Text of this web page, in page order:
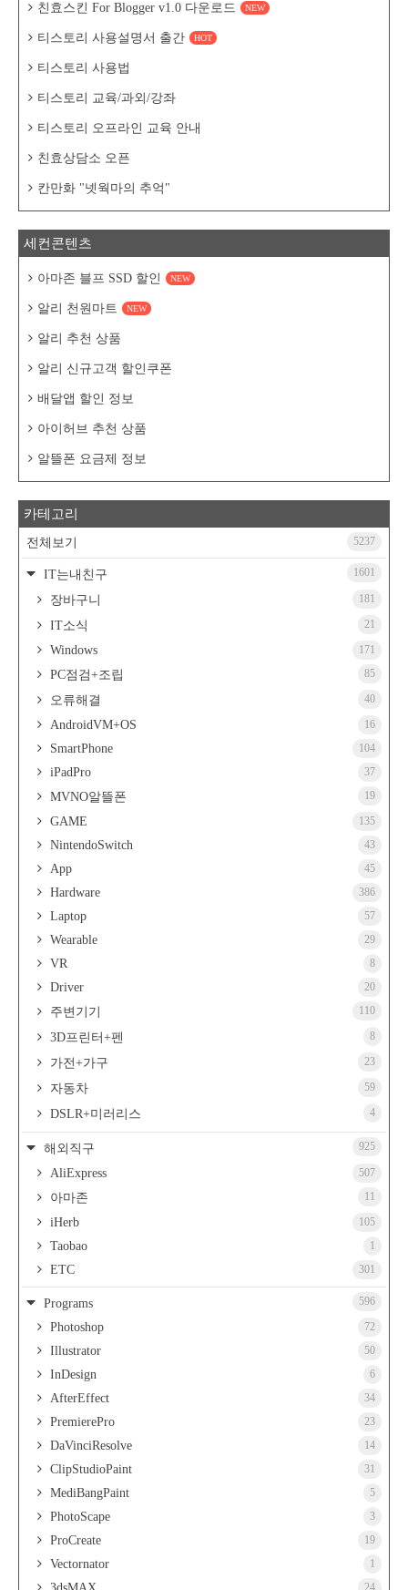
친효스킨 For Blogger v1.0 다운로드 NEW
티스토리 사용설명서 출간 HOT
티스토리 사용법
티스토리 교육/과외/강좌
티스토리 오프라인 교육 안내
친효상담소 오픈
칸만화 "넷웍마의 추억"
세컨콘텐츠
아마존 블프 SSD 할인 NEW
알리 천원마트 NEW
알리 추천 상품
알리 신규고객 할인쿠폰
배달앱 할인 정보
아이허브 추천 상품
알뜰폰 요금제 정보
카테고리
전체보기 5237
IT는내친구 1601
장바구니 181
IT소식 21
Windows 171
PC점검+조립 85
오류해결 40
AndroidVM+OS 16
SmartPhone 104
iPadPro 37
MVNO알뜰폰 19
GAME 135
NintendoSwitch 43
App 45
Hardware 386
Laptop 57
Wearable 29
VR 8
Driver 20
주변기기 110
3D프린터+펜 8
가전+가구 23
자동차 59
DSLR+미러리스 4
해외직구 925
AliExpress 507
아마존 11
iHerb 105
Taobao 1
ETC 301
Programs 596
Photoshop 72
Illustrator 50
InDesign 6
AfterEffect 34
PremierePro 23
DaVinciResolve 14
ClipStudioPaint 31
MediBangPaint 5
PhotoScape 3
ProCreate 19
Vectornator 1